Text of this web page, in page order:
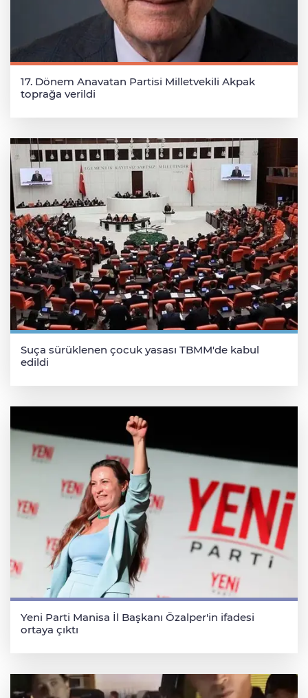
17. Dönem Anavatan Partisi Milletvekili Akpak
toprağa verildi
Suça sürüklenen çocuk yasası TBMM'de kabul
edildi
Yeni Parti Manisa İl Başkanı Özalper'in ifadesi
ortaya çıktı